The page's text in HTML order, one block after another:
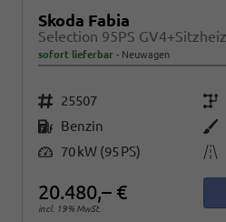
Skoda Fabia
sofort lieferbar Neuwagen
Fahrzeugnr. 25507 Getriebe
Kraftstoff Benzin Außenfarbe
Leistung 70 kW (95 PS) Kilometerstand
20.480,– €
incl. 19% MwSt.